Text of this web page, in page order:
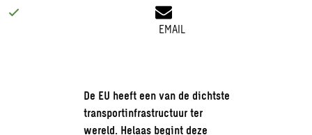
EMAIL
De EU heeft een van de dichtste
transportinfrastructuur ter
wereld. Helaas begint deze